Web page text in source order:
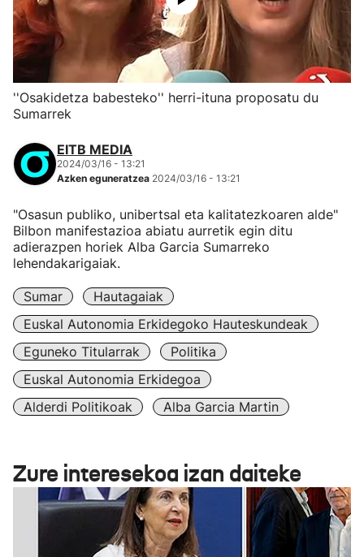
''Osakidetza babesteko'' herri-ituna proposatu du
Sumarrek
EITB MEDIA
2024/03/16 - 13:21
Azken eguneratzea 2024/03/16 - 13:21
"Osasun publiko, unibertsal eta kalitatezkoaren alde"
Bilbon manifestazioa abiatu aurretik egin ditu
adierazpen horiek Alba Garcia Sumarreko
lehendakarigaiak.
Sumar
Hautagaiak
Euskal Autonomia Erkidegoko Hauteskundeak
Eguneko Titularrak
Politika
Euskal Autonomia Erkidegoa
Alderdi Politikoak
Alba Garcia Martin
Zure interesekoa izan daiteke